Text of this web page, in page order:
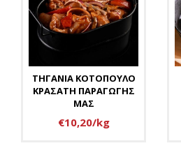
ΤΗΓΑΝΙΑ ΚΟΤΟΠΟΥΛΟ
ΚΡΑΣΑΤΗ ΠΑΡΑΓΩΓΗΣ
ΜΑΣ
€10,20/kg